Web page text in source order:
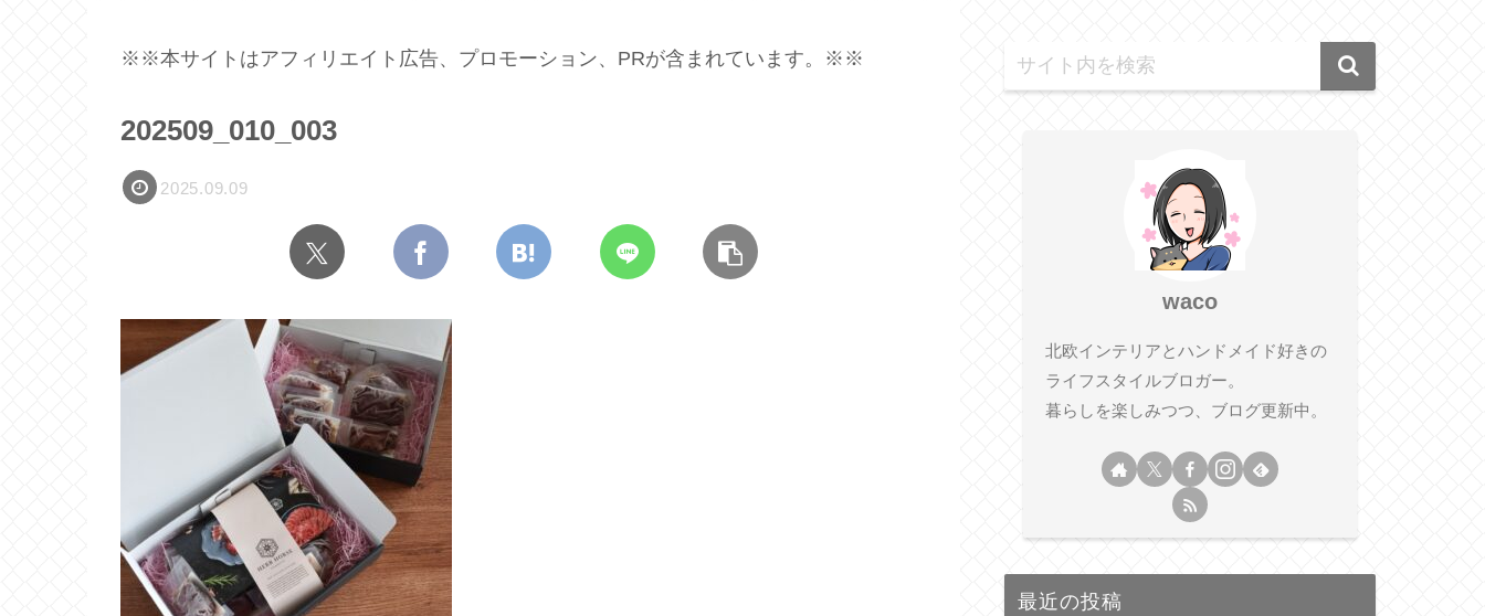
※※本サイトはアフィリエイト広告、プロモーション、PRが含まれています。※※
202509_010_003
2025.09.09
waco
北欧インテリアとハンドメイド好きの
ライフスタイルブロガー。
暮らしを楽しみつつ、ブログ更新中。
最近の投稿